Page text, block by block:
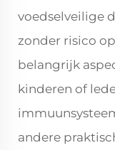
voedselveilige
zonder risico
belangrijk
kinderen of
andere